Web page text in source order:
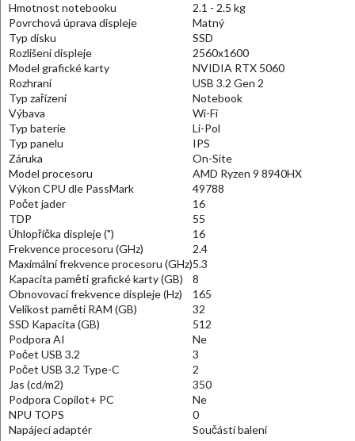
Hmotnost notebooku
2.1 - 2.5 kg
Povrchová úprava displeje
Matný
Typ disku
SSD
Rozlišení displeje
2560x1600
Model grafické karty
NVIDIA RTX 5060
Rozhraní
USB 3.2 Gen 2
Typ zařízení
Notebook
Výbava
Wi-Fi
Typ baterie
Li-Pol
Typ panelu
IPS
Záruka
On-Site
Model procesoru
AMD Ryzen 9 8940HX
Výkon CPU dle PassMark
49788
Počet jader
16
TDP
55
Úhlopříčka displeje (")
16
Frekvence procesoru (GHz)
2.4
Maximální frekvence procesoru (GHz)5.3
Kapacita paměti grafické karty (GB)
8
Obnovovací frekvence displeje (Hz)
165
Velikost paměti RAM (GB)
32
SSD Kapacita (GB)
512
Podpora AI
Ne
Počet USB 3.2
3
Počet USB 3.2 Type-C
2
Jas (cd/m2)
350
Podpora Copilot+ PC
Ne
NPU TOPS
0
Napájecí adaptér
Součástí balení